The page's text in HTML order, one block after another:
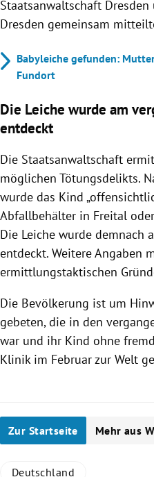
Staatsanwaltschaft
Dresden gemeinsam
Babyleiche gefunden:
Fundort
Die Leiche wurde am
entdeckt
Die Staatsanwaltschaft
möglichen Tötungsdelikts.
wurde das Kind
Abfallbehälter in Freital
Die Leiche wurde demnach
entdeckt. Weitere Angaben
ermittlungstaktischen
Die Bevölkerung ist um
gebeten, die in den
war und ihr Kind ohne
Klinik im Februar zur Welt
Zur Startseite Mehr aus
Deutschland